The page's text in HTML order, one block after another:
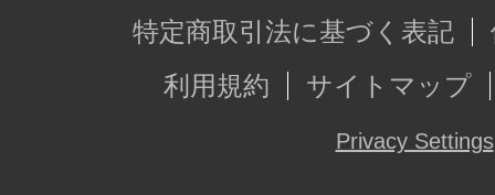
特定商取引法に基づく表記
利用規約
サイトマップ
Privacy Settings